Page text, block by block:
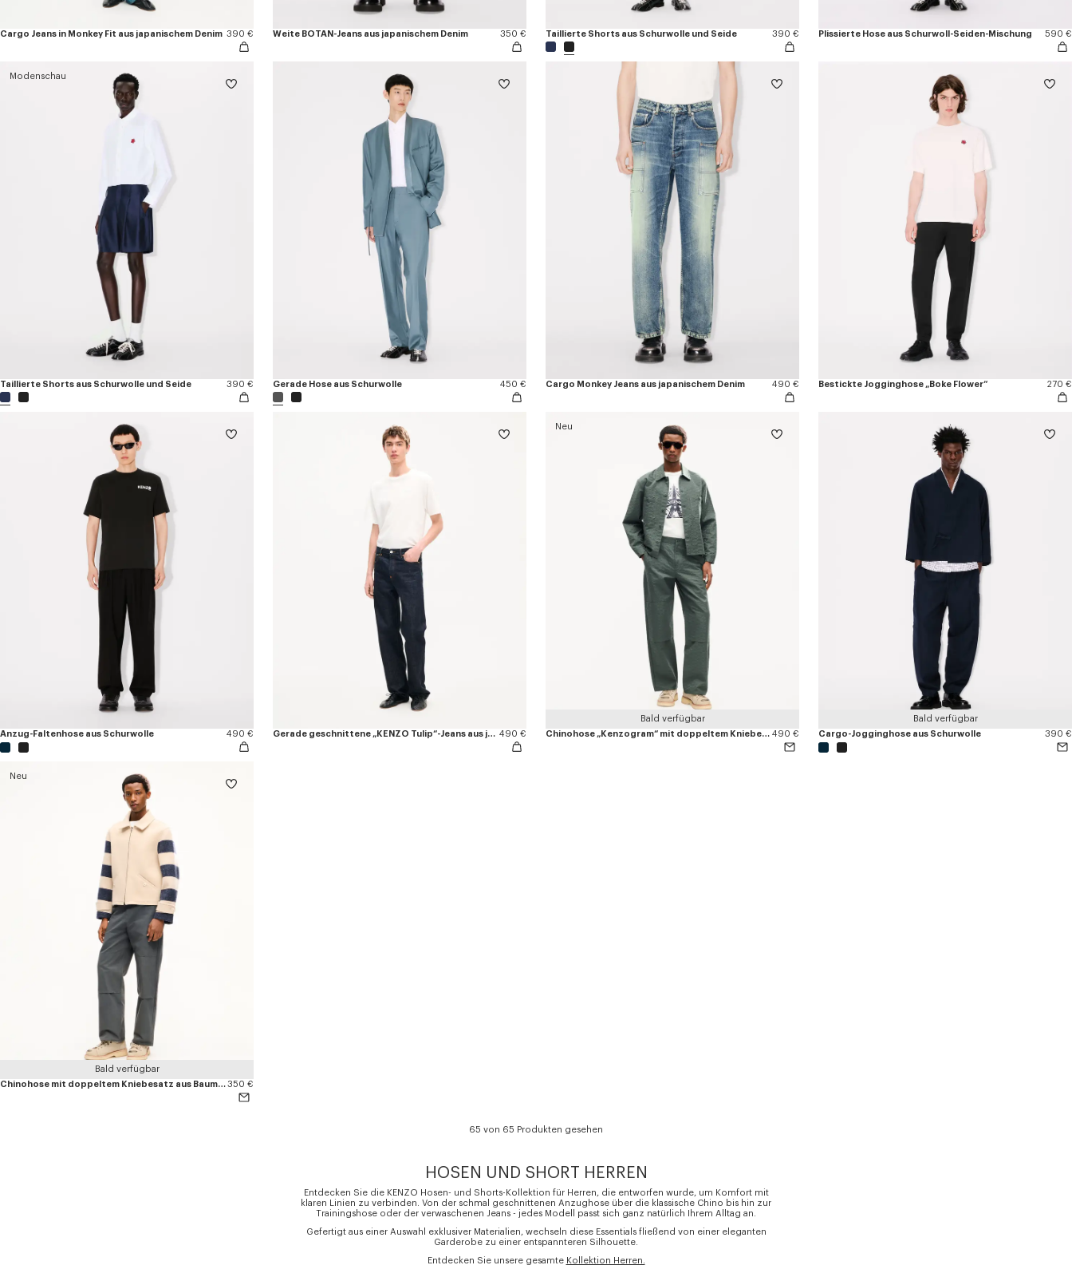
Cargo Jeans in Monkey Fit aus japanischem Denim 390 € Weite BOTAN-Jeans aus japanischem Denim 350 € Taillierte Shorts aus Schurwolle und Seide 390 € Plissierte Hose aus Schurwoll-Seiden-Mischung 590 €
Modenschau
Taillierte Shorts aus Schurwolle und Seide 390 € Gerade Hose aus Schurwolle 450 € Cargo Monkey Jeans aus japanischem Denim 490 € Bestickte Jogginghose „Boke Flower“ 270 €
Anzug-Faltenhose aus Schurwolle 490 € Gerade geschnittene „KENZO Tulip“-Jeans aus japanischem Denim 490 €
Neu
Bald verfügbar
Chinohose „Kenzogram“ mit doppeltem Kniebesatz aus Baumwolle 490 €
Bald verfügbar
Cargo-Jogginghose aus Schurwolle
390 €
Neu
Bald verfügbar
Chinohose mit doppeltem Kniebesatz aus Baumwolle350 €
65 von 65 Produkten gesehen
HOSEN UND SHORT HERREN
Entdecken Sie die KENZO Hosen- und Shorts-Kollektion für Herren, die entworfen wurde, um Komfort mit
klaren Linien zu verbinden. Von der schmal geschnittenen Anzughose über die klassische Chino bis hin zur
Trainingshose oder der verwaschenen Jeans - jedes Modell passt sich ganz natürlich Ihrem Alltag an.
Gefertigt aus einer Auswahl exklusiver Materialien, wechseln diese Essentials fließend von einer eleganten
Garderobe zu einer entspannteren Silhouette.
Entdecken Sie unsere gesamte Kollektion Herren.